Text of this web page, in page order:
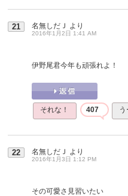
21 名無しだＪ より
2016年1月2日 1:41 AM
伊野尾君今年も頑張れよ！
それな！ 407
22 名無しだＪ より
2016年1月3日 1:12 PM
その可愛さ見習いたい